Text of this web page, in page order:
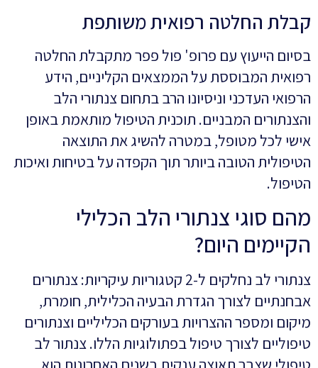
קבלת החלטה רפואית משותפת
בסיום הייעוץ עם פרופ' פול פפר מתקבלת החלטה
רפואית המבוססת על הממצאים הקליניים, הידע
הרפואי העדכני וניסיונו הרב בתחום צנתורי הלב
והצנתורים המבניים. תוכנית הטיפול מותאמת באופן
אישי לכל מטופל, במטרה להשיג את התוצאה
הטיפולית הטובה ביותר תוך הקפדה על בטיחות ואיכות
הטיפול.
מהם סוגי צנתורי הלב הכלילי
הקיימים היום?
צנתורי לב נחלקים ל-2 קטגוריות עיקריות: צנתורים
אבחנתיים לצורך הגדרת הבעיה הכלילית, חומרת,
מיקום ומספר ההצרויות בעורקים הכליליים וצנתורים
טיפוליים לצורך טיפול בפתולוגיות הללו. צנתור לב